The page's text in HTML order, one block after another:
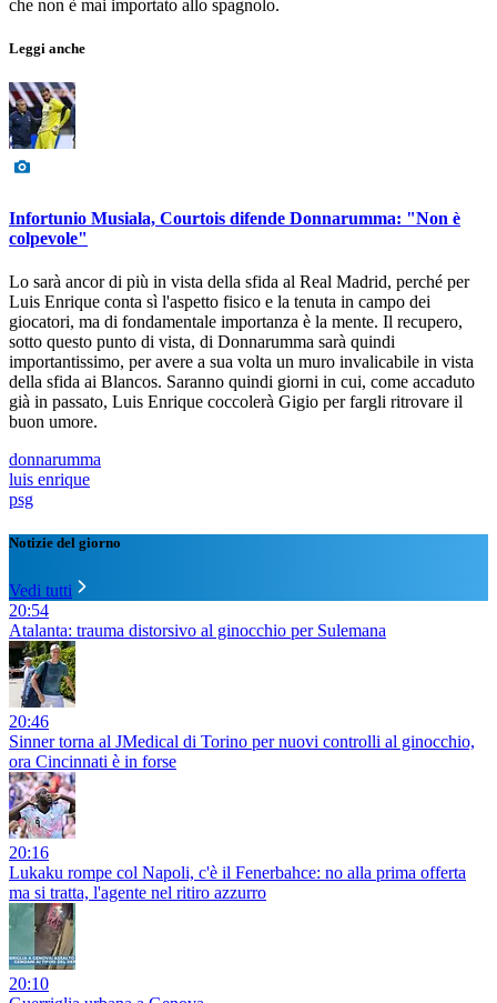
che non è mai importato allo spagnolo.
Leggi anche
Infortunio Musiala, Courtois difende Donnarumma: "Non è
colpevole"
Lo sarà ancor di più in vista della sfida al Real Madrid, perché per
Luis Enrique conta sì l'aspetto fisico e la tenuta in campo dei
giocatori, ma di fondamentale importanza è la mente. Il recupero,
sotto questo punto di vista, di Donnarumma sarà quindi
importantissimo, per avere a sua volta un muro invalicabile in vista
della sfida ai Blancos. Saranno quindi giorni in cui, come accaduto
già in passato, Luis Enrique coccolerà Gigio per fargli ritrovare il
buon umore.
donnarumma
luis enrique
psg
Notizie del giorno
Vedi tutti
20:54
Atalanta: trauma distorsivo al ginocchio per Sulemana
20:46
Sinner torna al JMedical di Torino per nuovi controlli al ginocchio,
ora Cincinnati è in forse
20:16
Lukaku rompe col Napoli, c'è il Fenerbahce: no alla prima offerta
ma si tratta, l'agente nel ritiro azzurro
20:10